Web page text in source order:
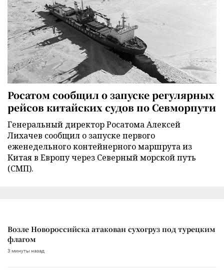
Росатом сообщил о запуске регулярных
рейсов китайских судов по Севморпути
Генеральный директор Росатома Алексей
Лихачев сообщил о запуске первого
еженедельного контейнерного маршрута из
Китая в Европу через Северный морской путь
(СМП).
Возле Новороссийска атакован сухогруз под турецким
флагом
3 минуты назад